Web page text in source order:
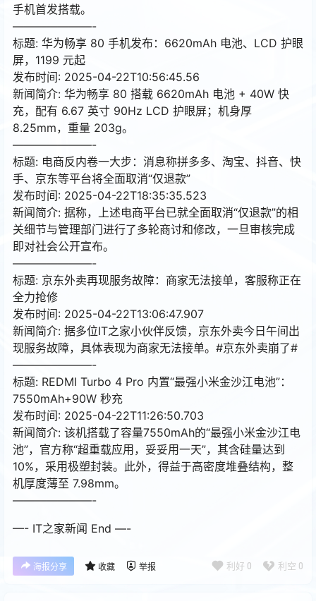
手机首发搭载。
———————-
标题: 华为畅享 80 手机发布：6620mAh 电池、LCD 护眼
屏，1199 元起
发布时间: 2025-04-22T10:56:45.56
新闻简介: 华为畅享 80 搭载 6620mAh 电池 + 40W 快
充，配有 6.67 英寸 90Hz LCD 护眼屏；机身厚
8.25mm，重量 203g。
———————-
标题: 电商反内卷一大步：消息称拼多多、淘宝、抖音、快
手、京东等平台将全面取消“仅退款”
发布时间: 2025-04-22T18:35:35.523
新闻简介: 据称，上述电商平台已就全面取消“仅退款”的相
关细节与管理部门进行了多轮商讨和修改，一旦审核完成
即对社会公开宣布。
———————-
标题: 京东外卖再现服务故障：商家无法接单，客服称正在
全力抢修
发布时间: 2025-04-22T13:06:47.907
新闻简介: 据多位IT之家小伙伴反馈，京东外卖今日午间出
现服务故障，具体表现为商家无法接单。#京东外卖崩了#
———————-
标题: REDMI Turbo 4 Pro 内置“最强小米金沙江电池”：
7550mAh+90W 秒充
发布时间: 2025-04-22T11:26:50.703
新闻简介: 该机搭载了容量7550mAh的“最强小米金沙江电
池”，官方称“超重载应用，妥妥用一天”，其含硅量达到
10%，采用极塑封装。此外，得益于高密度堆叠结构，整
机厚度薄至 7.98mm。
———————-
—- IT之家新闻 End —-
海报分享 收藏 举报 利好 0 利空 0